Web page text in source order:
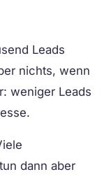
Leads
nichts, wenn
weniger Leads
dann aber